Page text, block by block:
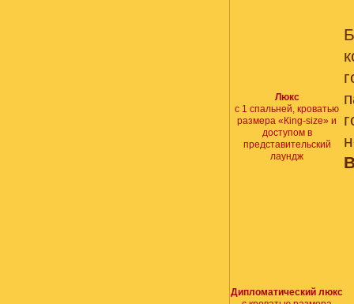
Люкс
с 1 спальней, кроватью
размера «Кing-size» и
доступом в
представительский
лаундж
Дипломатический люкс